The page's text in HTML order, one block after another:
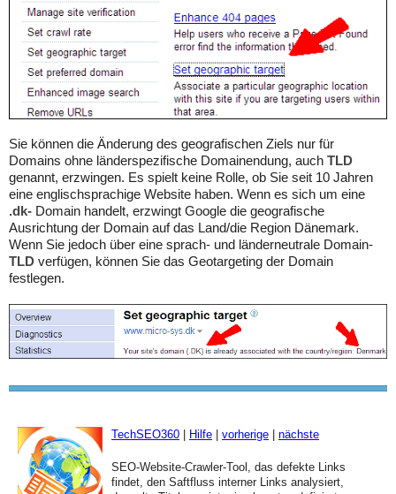
Sie können die Änderung des geografischen Ziels nur für
Domains ohne länderspezifische Domainendung, auch TLD
genannt, erzwingen. Es spielt keine Rolle, ob Sie seit 10 Jahren
eine englischsprachige Website haben. Wenn es sich um eine
.dk- Domain handelt, erzwingt Google die geografische
Ausrichtung der Domain auf das Land/die Region Dänemark.
Wenn Sie jedoch über eine sprach- und länderneutrale Domain-
TLD verfügen, können Sie das Geotargeting der Domain
festlegen.
TechSEO360 Hilfe vorherige nächste
SEO-Website-Crawler-Tool, das defekte Links
findet, den Saftfluss interner Links analysiert,